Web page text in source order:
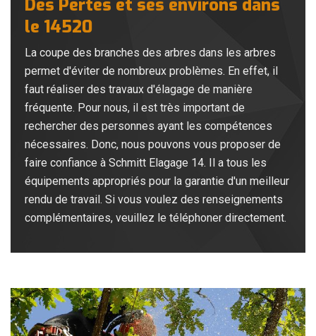
Des Pertes et ses environs dans
le 14520
La coupe des branches des arbres dans les arbres
permet d'éviter de nombreux problèmes. En effet, il
faut réaliser des travaux d'élagage de manière
fréquente. Pour nous, il est très important de
rechercher des personnes ayant les compétences
nécessaires. Donc, nous pouvons vous proposer de
faire confiance à Schmitt Elagage 14. Il a tous les
équipements appropriés pour la garantie d'un meilleur
rendu de travail. Si vous voulez des renseignements
complémentaires, veuillez le téléphoner directement.